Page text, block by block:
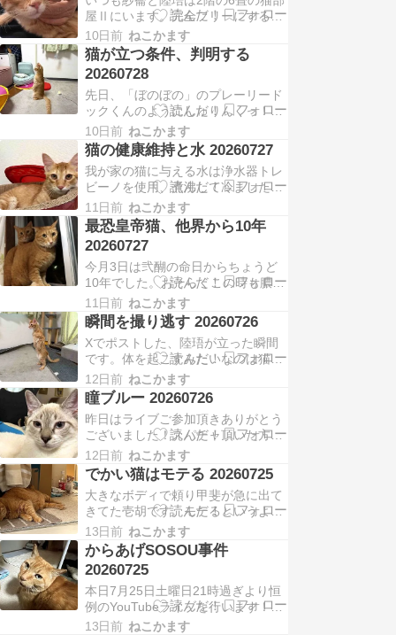
きます。部屋の温度はエアコン25度
設定で夜ですしそこまで暑くないの
ですけども。犬と違う猫は口が開い
たら要注意です。それは…
屋Ⅱにいます。完全フリーにすると
高所に置いた両親の位牌などの所に
登って入り込んで倒したりケトルを
倒したり危険だからです。本日、2
階からドタドタ音がしてまた跳ね回
ってるのかと思ってると、ふと気が
つくと陸珸がちゃっかり居間にきて
ました。あの部屋おもし…
10日前 ねこかます
猫が立つ条件、判明する
20260728
先日、「ぼのぼの」のプレーリード
ックくんのようにしゅりんくっ！と
音がするように立った陸珸。あそこ
まで行きませんが、立つ条件の再現
ができて何度か撮れました。前にリ
プライでその条件をくれた方がいま
したが、それは条件の一つですね。
まず、立つ猫とそうでない猫がいま
す。そして陸珸は立つ猫で…
10日前 ねこかます
猫の健康維持と水 20260727
我が家の猫に与える水は浄水器トレ
ビーノを使用、煮沸して冷ましたも
のを飲ませてます。お水いっぱい飲
まされるよぅ。水ボウルだけでなく
て常にパウチやちゅーるも水をひた
ひたにして下部尿路の健康を保つよ
うにしてます。特に、陸珸はそれを
やらないとおそらくすぐに下部尿路
系で体調を崩してしまうは…
11日前 ねこかます
最恐皇帝猫、他界から10年
20260727
今月3日は弐醐の命日からちょうど
10年でした。おそらくこの時も膿胸
で苦しかったはずですが、弐醐の性
格だからそっとしておいてあげよう
というのが裏目に出てしまいまし
た。ただ、ケージからは出して今の
猫部屋Ⅱにほぼ開放してたので、夜
は参瑚と一緒でしたね。そしてもう
ひとり。ケージ隔離で同じ…
11日前 ねこかます
瞬間を撮り逃す 20260726
Xでポストした、陸珸が立った瞬間
です。体を起こすみたいなのは猫で
も普通にやりますがここまで伸び上
がるのは珍しい。実をいうと、陸珸
はこれを何度かやってます。ただ、
それがほんの数秒なので撮り逃して
るんですね。今回は「立った！スマ
ホのカメラ起動！撮影開始！」が間
に合ったので2秒ほど立っ…
12日前 ねこかます
瞳ブルー 20260726
昨日はライブご参加頂きありがとう
ございました！スパチャ頂いた方、
ご連絡頂ければ御礼動画をお送りさ
せて頂きますのでよろしくお願い致
します。さて、順調に成長をしてい
る紗崙と陸珸をお届けできたかと思
うのですが。紗崙シャムキジ柄なの
でクリアブルーになる瞳が、割とブ
ルーが控えめになってきま…
12日前 ねこかます
でかい猫はモテる 20260725
大きなボディで頼り甲斐が急に出て
きてた壱胡です。モテるというより
は子猫や黒慧のような目下の猫に非
常に懐かれた壱胡。やはりデカくて
穏やかというだけで非常に安心感が
あるのでメスにも子猫にも懐かれる
ようです。撮影できなかったんです
けど、確か黒慧と猫団子してた瞬間
もあった気が。麿白にも時…
13日前 ねこかます
からあげSOSOU事件
20260725
本日7月25日土曜日21時過ぎより恒
例のYouTubeライブを行います！陸
珸の耳毛は果たしてどこまで伸びた
13日前 ねこかます